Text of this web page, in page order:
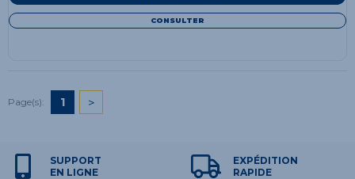
CONSULTER
Page(s): 1 >
SUPPORT
EN LIGNE
EXPÉDITION
RAPIDE